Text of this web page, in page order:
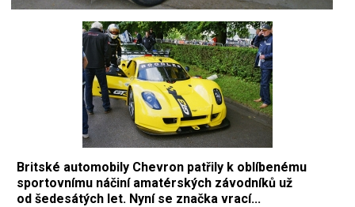
Britské automobily Chevron patřily k oblíbenému
sportovnímu náčiní amatérských závodníků už
od šedesátých let. Nyní se značka vrací...